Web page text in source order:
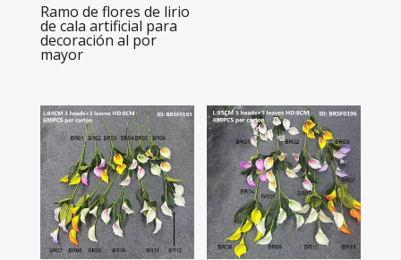
Ramo de flores de lirio
de cala artificial para
decoración al por
mayor